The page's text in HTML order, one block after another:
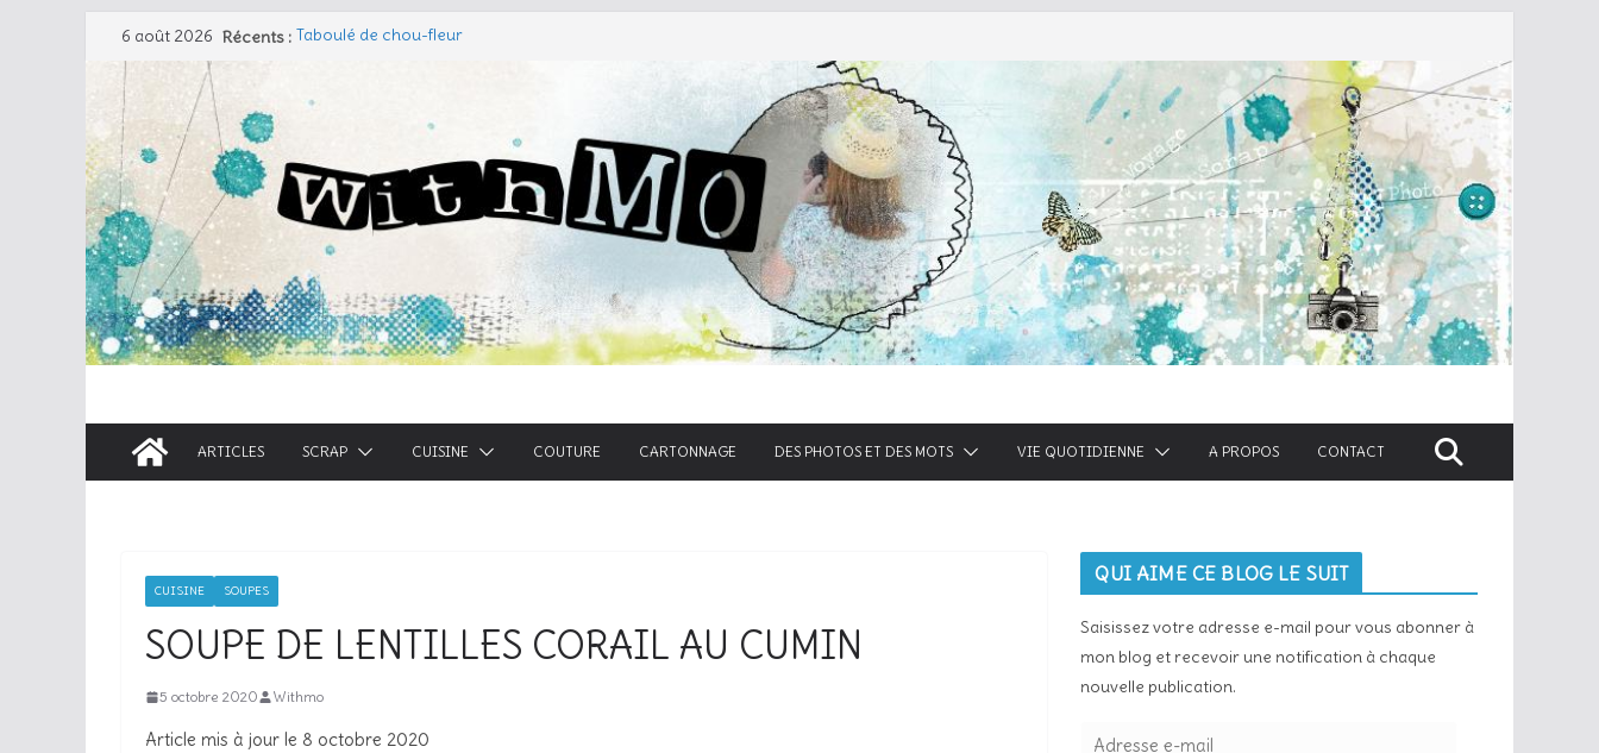
Passer
contenu
6 août 2026 Récents : Taboulé de chou-fleur
Coudre un gant de toilette
ARTICLES SCRAP CUISINE COUTURE CARTONNAGE DES PHOTOS ET DES MOTS VIE QUOTIDIENNE A PROPOS CONTACT
CUISINE SOUPES
SOUPE DE LENTILLES CORAIL AU CUMIN
5 octobre 2020 Withmo
Article mis à jour le 8 octobre 2020
QUI AIME CE BLOG LE SUIT
Saisissez votre adresse e-mail pour vous abonner à
mon blog et recevoir une notification à chaque
nouvelle publication.